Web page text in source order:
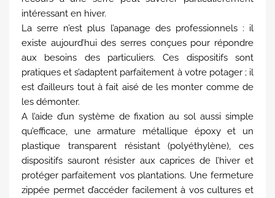
intéressant en hiver.
La serre n’est plus l’apanage des professionnels : il
existe aujourd’hui des serres conçues pour répondre
aux besoins des particuliers. Ces dispositifs sont
pratiques et s’adaptent parfaitement à votre potager ; il
est d’ailleurs tout à fait aisé de les monter comme de
les démonter.
A l’aide d’un système de fixation au sol aussi simple
qu’efficace, une armature métallique époxy et un
plastique transparent résistant (polyéthylène), ces
dispositifs sauront résister aux caprices de l’hiver et
protéger parfaitement vos plantations. Une fermeture
zippée permet d’accéder facilement à vos cultures et